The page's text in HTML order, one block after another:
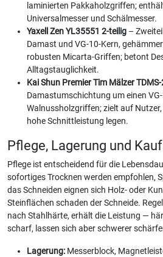
laminierten Pakkaholzgriffen;
Universalmesser und Schälmesser.
Yaxell Zen YL35551 2-teilig –
Damast und VG-10-Kern,
robusten Micarta-Griffen; betont
Alltagstauglichkeit.
Kai Shun Premier Tim Mälzer
Damastumschichtung um einen
Walnussholzgriffen; zielt auf
hohe Schnittleistung legen.
Pflege, Lagerung und
Pflege ist entscheidend für die
sofortiges Trocknen werden empfohlen,
das Schneiden eignen sich Holz- oder
Steinflächen schaden der Schneide.
nach Stahlhärte, erhält die Leistung —
scharf, lassen sich aber schwerer
Lagerung: Messerblock,